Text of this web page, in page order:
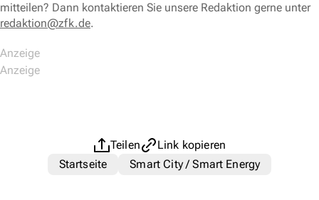
mitteilen? Dann kontaktieren Sie unsere Redaktion gerne unter
redaktion@zfk.de.
Teilen
Link kopieren
Startseite
Smart City / Smart Energy